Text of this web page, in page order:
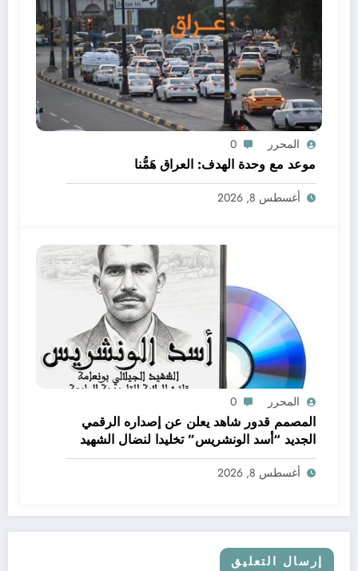
المحرر 0
موعد مع وحدة الهدف: العراق هَمُّنا
أغسطس 8, 2026
المحرر 0
المصمم قدور شاهد يعلن عن إصداره الرقمي
الجديد “أسد الونشريس” تخليدا لنضال الشهيد
الجيلالي بونعامة
أغسطس 8, 2026
إرسال التعليق